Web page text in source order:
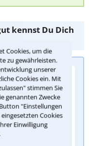
Cookies, um die
zu gewährleisten.
unserer
Cookies ein. Mit
stimmen Sie
genannten Zwecke
"Einstellungen
Cookies
Einwilligung
kennst Du Dich
ein
des